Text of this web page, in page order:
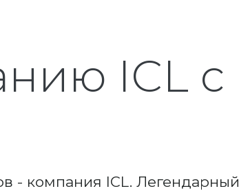
ICL с
- компания ICL. Легендарный